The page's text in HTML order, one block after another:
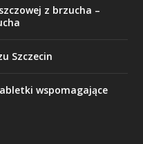
z brzucha –
Szczecin
wspomagające